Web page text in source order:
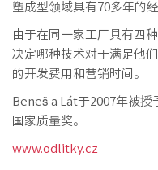
塑成型领域具有70多年的经
由于在同一家工厂具有四
决定哪种技术对于满足他
的开发费用和营销时间。
Beneš a Lát于2007年被
国家质量奖。
www.odlitky.cz